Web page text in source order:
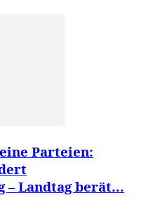
Parteien:
Landtag berät...